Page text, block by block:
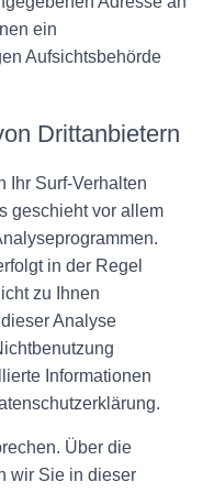
ein
Aufsichtsbehörde
Drittanbietern
Ihr Surf-Verhalten
geschieht vor allem
in der Regel
zu Ihnen
Analyse
Informationen
Über die
wir Sie in dieser